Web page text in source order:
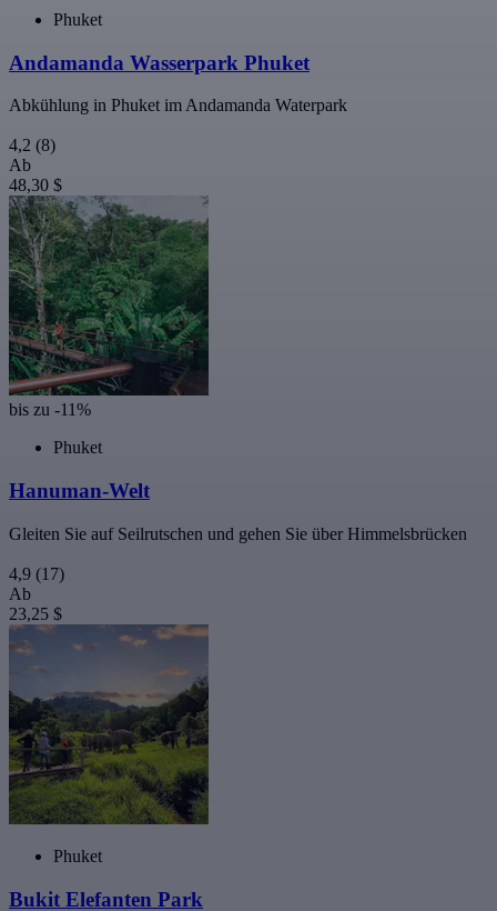
Phuket
Andamanda Wasserpark Phuket
Abkühlung in Phuket im Andamanda Waterpark
4,2 (8)
Ab
48,30 $
bis zu -11%
Phuket
Hanuman-Welt
Gleiten Sie auf Seilrutschen und gehen Sie über Himmelsbrücken
4,9 (17)
Ab
23,25 $
Phuket
Bukit Elefanten Park